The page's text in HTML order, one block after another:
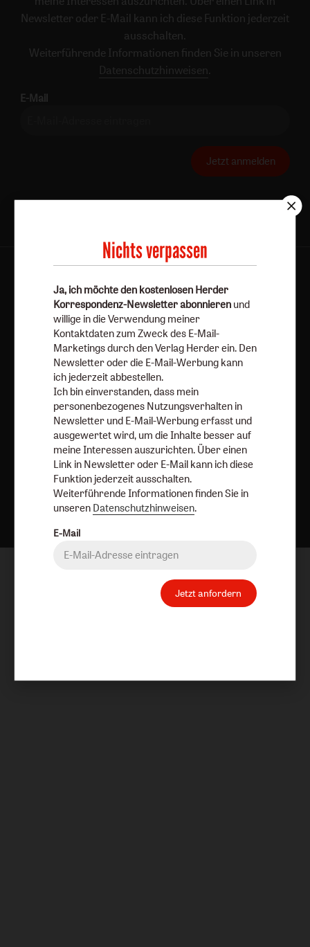
Newsletter oder E-Mail kann ich diese Funktion jederzeit
ausschalten.
Weiterführende Informationen finden Sie in unseren
Datenschutzhinweisen .
E-Mail
Jetzt anmelden
Barrierefreiheit
Impressum
Vertrag widerrufen Abo online kündigen
Nach oben
Nichts verpassen
Ja, ich möchte den kostenlosen Herder
Korrespondenz-Newsletter abonnieren und
willige in die Verwendung meiner
Kontaktdaten zum Zweck des E-Mail-
Marketings durch den Verlag Herder ein. Den
Newsletter oder die E-Mail-Werbung kann
ich jederzeit abbestellen.
Ich bin einverstanden, dass mein
personenbezogenes Nutzungsverhalten in
Newsletter und E-Mail-Werbung erfasst und
ausgewertet wird, um die Inhalte besser auf
meine Interessen auszurichten. Über einen
Link in Newsletter oder E-Mail kann ich diese
Funktion jederzeit ausschalten.
Weiterführende Informationen finden Sie in
unseren Datenschutzhinweisen.
E-Mail
Jetzt anfordern